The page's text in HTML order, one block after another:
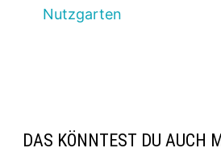
Nutzgarten
DAS KÖNNTEST DU AUCH